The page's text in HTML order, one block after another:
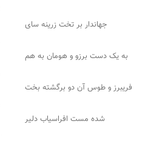
جهاندار بر تخت زرینه سای
به یک دست برزو و هومان به هم
فریبرز و طوس آن دو برگشته بخت
شده مست افراسیاب دلیر